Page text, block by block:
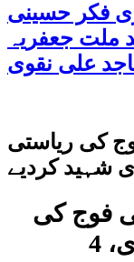
عزاداری فکر حسینی
ملت جعفریہ
علی نقوی
کی ریاستی
فوج کی
ریاستی دہشت گردی جاری، 4